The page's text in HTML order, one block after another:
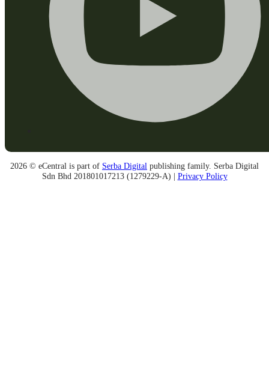
2026 © eCentral is part of Serba Digital publishing family. Serba Digital
Sdn Bhd 201801017213 (1279229-A) | Privacy Policy